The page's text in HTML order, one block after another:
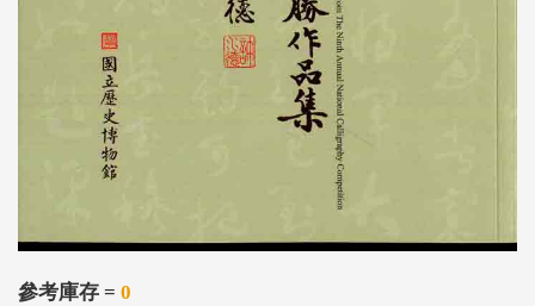
參考庫存 = 0